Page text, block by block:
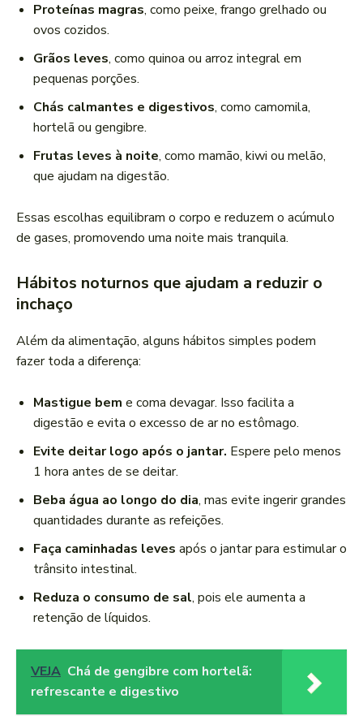
Proteínas magras, como peixe, frango grelhado ou
ovos cozidos.
Grãos leves, como quinoa ou arroz integral em
pequenas porções.
Chás calmantes e digestivos, como camomila,
hortelã ou gengibre.
Frutas leves à noite, como mamão, kiwi ou melão,
que ajudam na digestão.
Essas escolhas equilibram o corpo e reduzem o acúmulo
de gases, promovendo uma noite mais tranquila.
Hábitos noturnos que ajudam a reduzir o
inchaço
Além da alimentação, alguns hábitos simples podem
fazer toda a diferença:
Mastigue bem e coma devagar. Isso facilita a
digestão e evita o excesso de ar no estômago.
Evite deitar logo após o jantar. Espere pelo menos
1 hora antes de se deitar.
Beba água ao longo do dia, mas evite ingerir grandes
quantidades durante as refeições.
Faça caminhadas leves após o jantar para estimular o
trânsito intestinal.
Reduza o consumo de sal, pois ele aumenta a
retenção de líquidos.
VEJA Chá de gengibre com hortelã:
refrescante e digestivo